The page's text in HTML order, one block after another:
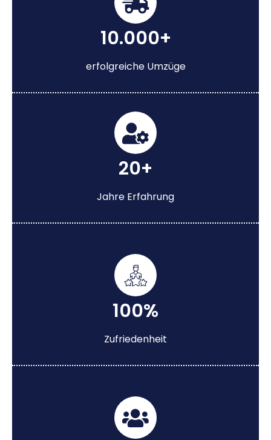
10.000+
erfolgreiche Umzüge
20+
Jahre Erfahrung
100%
Zufriedenheit